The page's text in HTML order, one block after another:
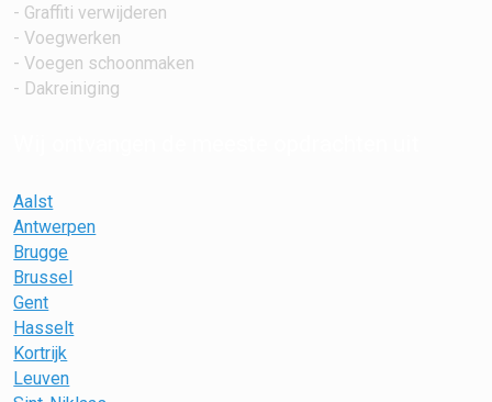
- Graffiti verwijderen
- Voegwerken
- Voegen schoonmaken
- Dakreiniging
Aalst
Antwerpen
Brugge
Brussel
Gent
Hasselt
Kortrijk
Leuven